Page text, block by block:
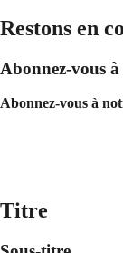
Restons en
Abonnez-vous
Abonnez-vous à
Titre